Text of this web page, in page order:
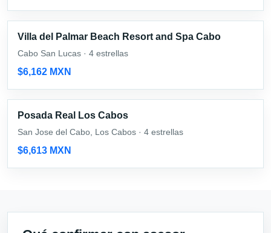
Villa del Palmar Beach Resort and Spa Cabo
Cabo San Lucas · 4 estrellas
$6,162 MXN
Posada Real Los Cabos
San Jose del Cabo, Los Cabos · 4 estrellas
$6,613 MXN